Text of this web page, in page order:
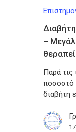
–
Παρά τις
ποσοστό
διαβήτη